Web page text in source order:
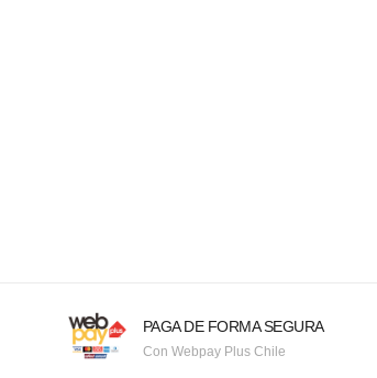
PAGA DE FORMA SEGURA
Con Webpay Plus Chile